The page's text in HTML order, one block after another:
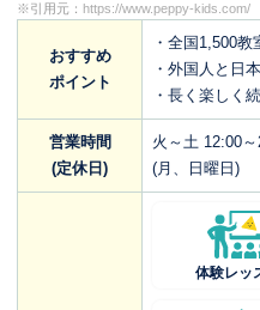
※引用元： https://www.peppy-kids.com/
おすすめ
ポイント
・全国1,500
・外国人と日
・長く楽しく
営業時間
(定休日)
火～土 12:00
(月、日曜日)
体験レッ